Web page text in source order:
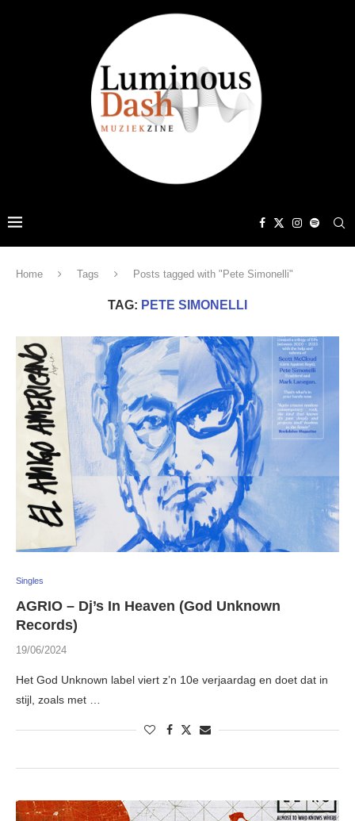
Home Tags Posts tagged with "Pete Simonelli"
TAG: PETE SIMONELLI
Singles
AGRIO – Dj’s In Heaven (God Unknown
Records)
19/06/2024
Het God Unknown label viert z’n 10e verjaardag en doet dat in
stijl, zoals met …